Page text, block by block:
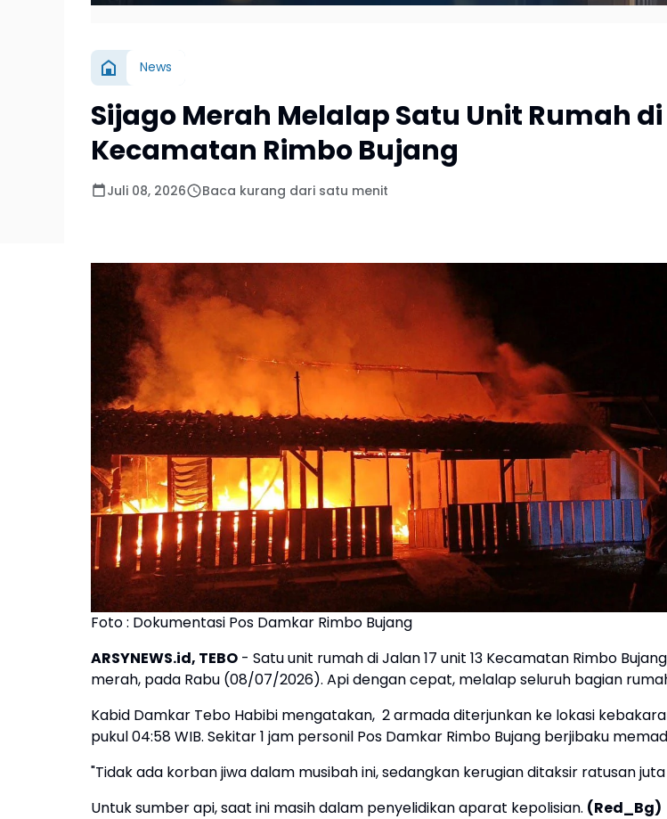
News
Sijago Merah Melalap Satu Unit Rumah di
Kecamatan Rimbo Bujang
Juli 08, 2026 Baca kurang dari satu menit
Foto : Dokumentasi Pos Damkar Rimbo Bujang
ARSYNEWS.id, TEBO - Satu unit rumah di Jalan 17 unit 13 Kecamatan Rimbo
merah, pada Rabu (08/07/2026). Api dengan cepat, melalap seluruh bagian
Kabid Damkar Tebo Habibi mengatakan, 2 armada diterjunkan ke lokasi
pukul 04:58 WIB. Sekitar 1 jam personil Pos Damkar Rimbo Bujang berjibaku
"Tidak ada korban jiwa dalam musibah ini, sedangkan kerugian ditaksir ratusan
Untuk sumber api, saat ini masih dalam penyelidikan aparat kepolisian. (Red_Bg)